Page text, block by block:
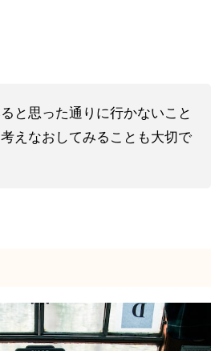
と思った通りに行かないこと
えなおしてみることも大切で